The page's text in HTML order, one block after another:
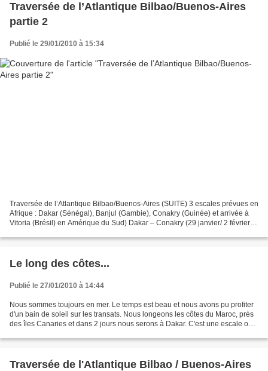
Traversée de l’Atlantique Bilbao/Buenos-Aires
partie 2
Publié le 29/01/2010 à 15:34
Traversée de l’Atlantique Bilbao/Buenos-Aires (SUITE) 3 escales prévues en
Afrique : Dakar (Sénégal), Banjul (Gambie), Conakry (Guinée) et arrivée à
Vitoria (Brésil) en Amérique du Sud) Dakar – Conakry (29 janvier/ 2 février)
Le long des côtes...
Publié le 27/01/2010 à 14:44
Nous sommes toujours en mer. Le temps est beau et nous avons pu profiter
d'un bain de soleil sur les transats. Nous longeons les côtes du Maroc, près
des îles Canaries et dans 2 jours nous serons à Dakar. C'est une escale où
Traversée de l'Atlantique Bilbao / Buenos-Aires